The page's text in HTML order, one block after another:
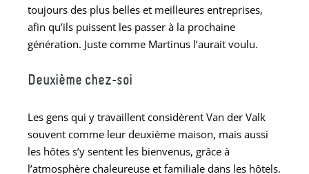
toujours des plus belles et meilleures entreprises,
afin qu’ils puissent les passer à la prochaine
génération. Juste comme Martinus l’aurait voulu.
Deuxième chez-soi
Les gens qui y travaillent considèrent Van der Valk
souvent comme leur deuxième maison, mais aussi
les hôtes s’y sentent les bienvenus, grâce à
l’atmosphère chaleureuse et familiale dans les hôtels.